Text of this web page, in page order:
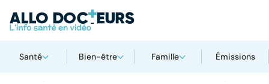
Santé Bien-être Famille Émissions